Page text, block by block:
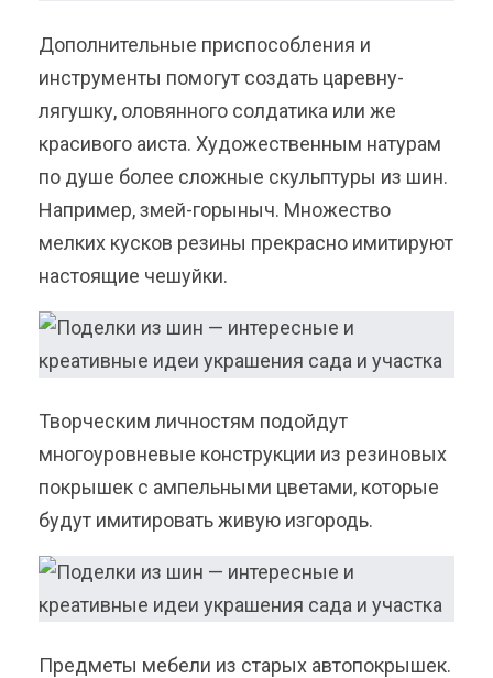
Дополнительные приспособления и
инструменты помогут создать царевну-
лягушку, оловянного солдатика или же
красивого аиста. Художественным натурам
по душе более сложные скульптуры из шин.
Например, змей-горыныч. Множество
мелких кусков резины прекрасно имитируют
настоящие чешуйки.
Творческим личностям подойдут
многоуровневые конструкции из резиновых
покрышек с ампельными цветами, которые
будут имитировать живую изгородь.
Предметы мебели из старых автопокрышек.